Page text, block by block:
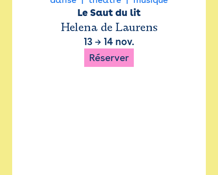
Le Saut du lit
Helena de Laurens
13 → 14 nov.
Réserver